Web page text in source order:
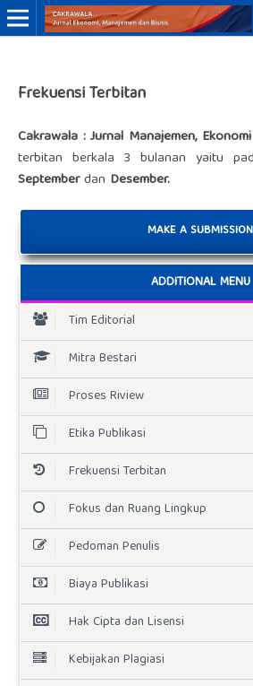
Frekuensi Terbitan
Cakrawala : Jurnal Manajemen,
terbitan berkala 3 bulanan yaitu
Septemberdan Desember.
MAKE A SUBMISSION
ADDITIONAL MENU
Tim Editorial
Mitra Bestari
Proses Riview
Etika Publikasi
Frekuensi Terbitan
Fokus dan Ruang Lingkup
Pedoman Penulis
Biaya Publikasi
Hak Cipta dan Lisensi
Kebijakan Plagiasi